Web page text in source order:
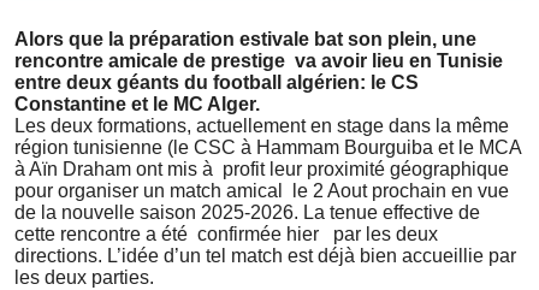
Alors que la préparation estivale bat son plein, une
rencontre amicale de prestige va avoir lieu en Tunisie
entre deux géants du football algérien: le CS
Constantine et le MC Alger.
Les deux formations, actuellement en stage dans la même
région tunisienne (le CSC à Hammam Bourguiba et le MCA
à Aïn Draham ont mis à profit leur proximité géographique
pour organiser un match amical
le 2 Aout prochain en vue
de la nouvelle saison 2025-2026. La tenue effective de
cette rencontre a été confirmée hier
par les deux
directions. L’idée d’un tel match est déjà bien accueillie par
les deux parties.